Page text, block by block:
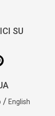
SU
/English